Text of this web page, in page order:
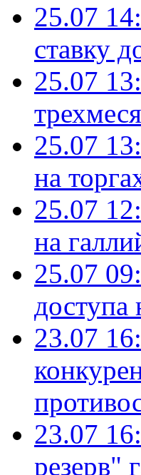
25.07
ставку
25.07
25.07
на
25.07
на
25.07
23.07
23.07
резерв"